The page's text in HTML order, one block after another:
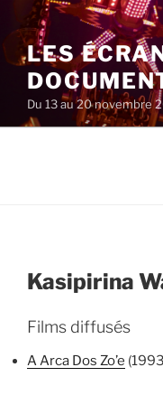
au
contenu
principal
LES
Du 13 au 20 novembre
Kasipirina
Films diffusés
A Arca Dos Zo’e